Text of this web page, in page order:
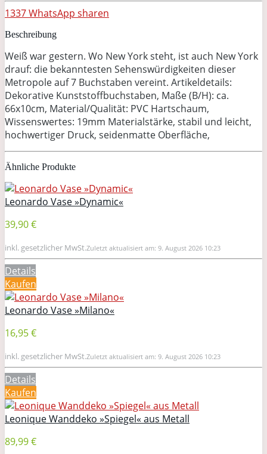
1337WhatsApp sharen
Beschreibung
Weiß war gestern. Wo New York steht, ist auch New York
drauf: die bekanntesten Sehenswürdigkeiten dieser
Metropole auf 7 Buchstaben vereint. Artikeldetails:
Dekorative Kunststoffbuchstaben, Maße (B/H): ca.
66x10cm, Material/Qualität: PVC Hartschaum,
Wissenswertes: 19mm Materialstärke, stabil und leicht,
hochwertiger Druck, seidenmatte Oberfläche,
Ähnliche Produkte
Leonardo Vase »Dynamic«
39,90 €
inkl. gesetzlicher MwSt.Zuletzt aktualisiert am: 9. August 2026 10:23
Details
Kaufen
Leonardo Vase »Milano«
16,95 €
inkl. gesetzlicher MwSt.Zuletzt aktualisiert am: 9. August 2026 10:23
Details
Kaufen
Leonique Wanddeko »Spiegel« aus Metall
89,99 €